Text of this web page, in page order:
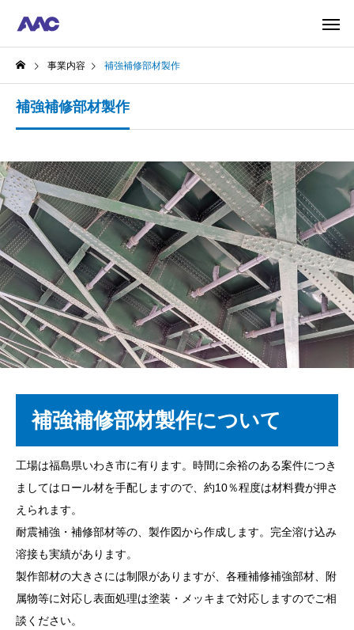
事業内容 補強補修部材製作
補強補修部材製作
補強補修部材製作について
工場は福島県いわき市に有ります。時間に余裕のある案件につき
ましてはロール材を手配しますので、約10％程度は材料費が押さ
えられます。
耐震補強・補修部材等の、製作図から作成します。完全溶け込み
溶接も実績があります。
製作部材の大きさには制限がありますが、各種補修補強部材、附
属物等に対応し表面処理は塗装・メッキまで対応しますのでご相
談ください。